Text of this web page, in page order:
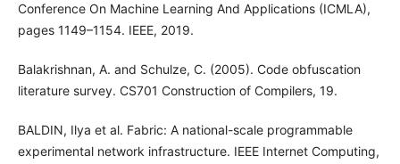
Conference On Machine Learning And Applications (ICMLA),
pages 1149–1154. IEEE, 2019.
Balakrishnan, A. and Schulze, C. (2005). Code obfuscation
literature survey. CS701 Construction of Compilers, 19.
BALDIN, Ilya et al. Fabric: A national-scale programmable
experimental network infrastructure. IEEE Internet Computing,